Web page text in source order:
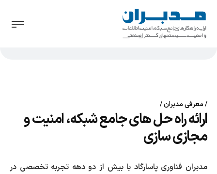
معرفی مدبران
ارائه راه حل های جامع شبکه، امنیت و
مجازی سازی
مدبران فناوری پاسارگاد با بیش از دو دهه تجربه تخصصی در